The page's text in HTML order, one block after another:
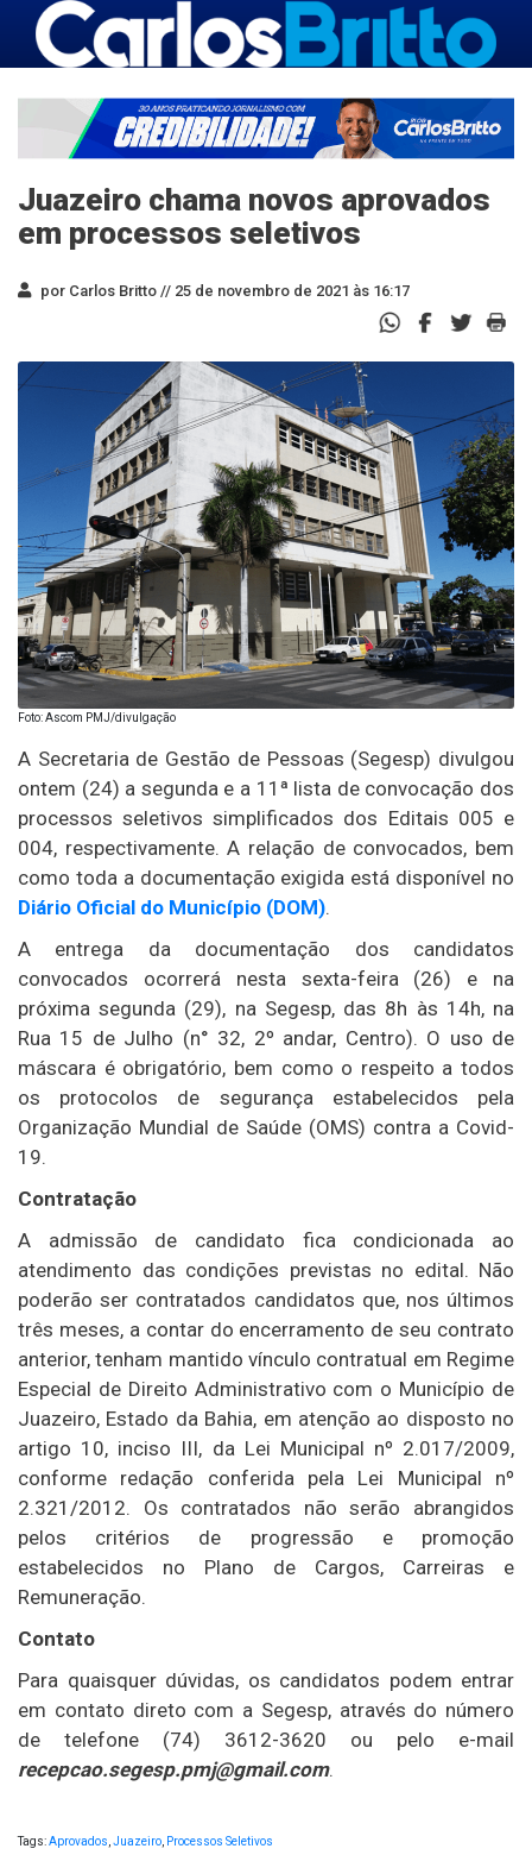
Juazeiro chama novos aprovados
em processos seletivos
por Carlos Britto // 25 de novembro de 2021 às 16:17
Foto: Ascom PMJ/divulgação
A Secretaria de Gestão de Pessoas (Segesp) divulgou
ontem (24) a segunda e a 11ª lista de convocação dos
processos seletivos simplificados dos Editais 005 e
004, respectivamente. A relação de convocados, bem
como toda a documentação exigida está disponível no
Diário Oficial do Município (DOM).
A entrega da documentação dos candidatos
convocados ocorrerá nesta sexta-feira (26) e na
próxima segunda (29), na Segesp, das 8h às 14h, na
Rua 15 de Julho (n° 32, 2º andar, Centro). O uso de
máscara é obrigatório, bem como o respeito a todos
os protocolos de segurança estabelecidos pela
Organização Mundial de Saúde (OMS) contra a Covid-
19.
Contratação
A admissão de candidato fica condicionada ao
atendimento das condições previstas no edital. Não
poderão ser contratados candidatos que, nos últimos
três meses, a contar do encerramento de seu contrato
anterior, tenham mantido vínculo contratual em Regime
Especial de Direito Administrativo com o Município de
Juazeiro, Estado da Bahia, em atenção ao disposto no
artigo 10, inciso III, da Lei Municipal nº 2.017/2009,
conforme redação conferida pela Lei Municipal nº
2.321/2012. Os contratados não serão abrangidos
pelos critérios de progressão e promoção
estabelecidos no Plano de Cargos, Carreiras e
Remuneração.
Contato
Para quaisquer dúvidas, os candidatos podem entrar
em contato direto com a Segesp, através do número
de telefone (74) 3612-3620 ou pelo e-mail
recepcao.segesp.pmj@gmail.com.
Tags:Aprovados,Juazeiro, Processos Seletivos